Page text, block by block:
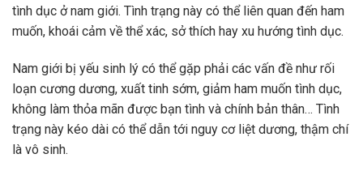
tình dục ở nam giới. Tình trạng này có thể liên quan đến ham
muốn, khoái cảm về thể xác, sở thích hay xu hướng tình dục.
Nam giới bị yếu sinh lý có thể gặp phải các vấn đề như rối
loạn cương dương, xuất tinh sớm, giảm ham muốn tình dục,
không làm thỏa mãn được bạn tình và chính bản thân… Tình
trạng này kéo dài có thể dẫn tới nguy cơ liệt dương, thậm chí
là vô sinh.